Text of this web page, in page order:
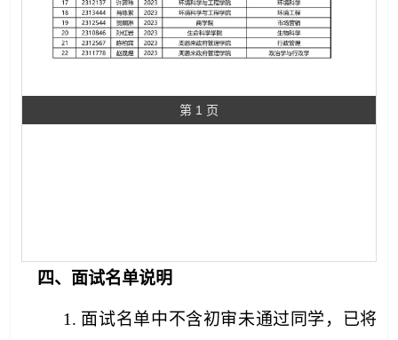
第 1 页
四、面试名单说明
1. 面试名单中不含初审未通过同学，已将